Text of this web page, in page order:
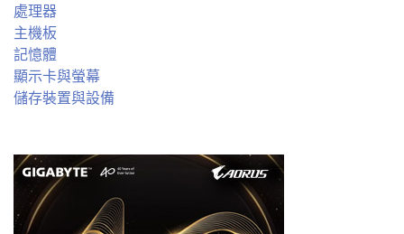
處理器
主機板
記憶體
顯示卡與螢幕
儲存裝置與設備